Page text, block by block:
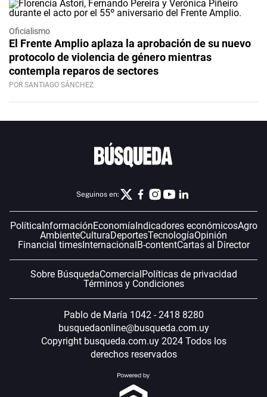
Oficialismo
El Frente Amplio aplaza la aprobación de su nuevo
protocolo de violencia de género mientras
contempla reparos de sectores
POR SANTIAGO SÁNCHEZ
Seguinos en:
PolíticaInformaciónEconomíaIndicadores económicosAgro
AmbienteCulturaDeportesTecnologíaOpinión
Financial timesInternacionalB-contentCartas al Director
Sobre BúsquedaComercialPolíticas de privacidad
Términos y Condiciones
Pablo de María 1042 - 2418 8280
busquedaonline@busqueda.com.uy
Copyright busqueda.com.uy 2024 Todos los
derechos reservados